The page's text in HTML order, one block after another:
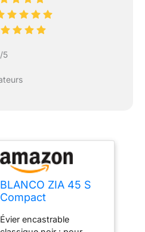
5
BLANCO ZIA 45 S
Compact
Évier encastrable